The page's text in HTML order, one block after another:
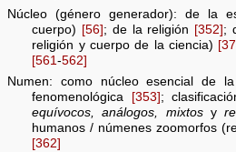
Núcleo (género generador): de la
cuerpo) [56]; de la religión [352];
religión y cuerpo de la ciencia)
[561-562]
Numen: como núcleo esencial de
fenomenológica
[353] ;
equívocos, análogos, mixtosy
humanos / númenes zoomorfos
[362]